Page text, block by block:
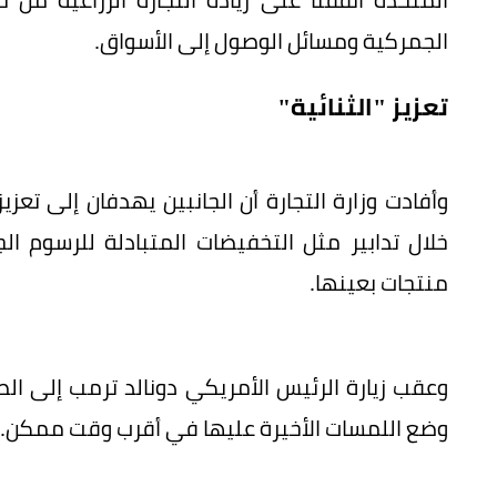
الجمركية ومسائل الوصول إلى الأسواق.
تعزيز "الثنائية"
وأفادت وزارة التجارة أن الجانبين يهدفان إلى
خلال تدابير مثل التخفيضات المتبادلة
منتجات بعينها.
وعقب زيارة الرئيس الأمريكي دونالد ترمب إلى
وضع اللمسات الأخيرة عليها في أقرب وقت ممكن.